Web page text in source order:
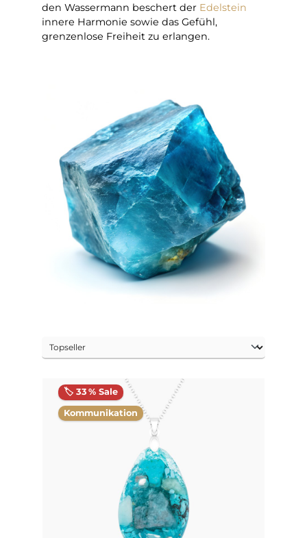
den Wassermann beschert der Edelstein
innere Harmonie sowie das Gefühl,
grenzenlose Freiheit zu erlangen.
🏷️ 33 % Sale
Kommunikation